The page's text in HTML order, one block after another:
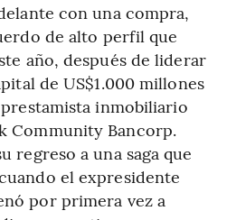
con una compra,
de alto perfil que
año, después de liderar
de US$1.000 millones
inmobiliario
Community Bancorp.
regreso a una saga que
el expresidente
por primera vez a